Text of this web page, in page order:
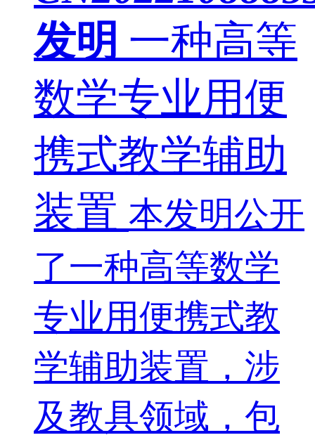
发明 一种高等
数学专业用便
携式教学辅助
装置 本发明公开
了一种高等数学
专业用便携式教
学辅助装置，涉
及教具领域，包